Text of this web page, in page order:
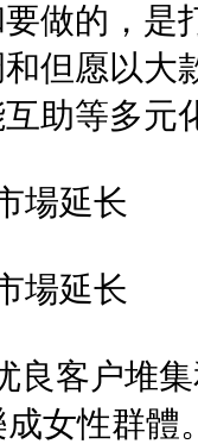
做的，是
但愿以大
助等多元
場延长
場延长
良客户堆
女性群